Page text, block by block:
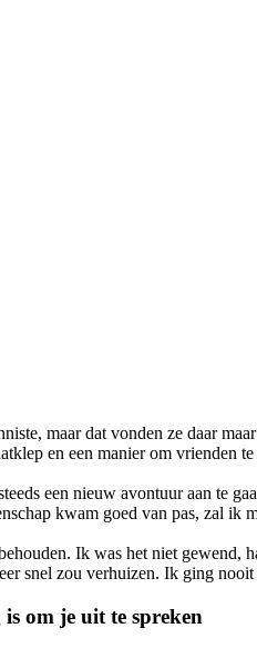
maar dat vonden ze daar
en een manier om vrienden te
een nieuw avontuur aan te
kwam goed van pas, zal ik
Ik was het niet
snel zou verhuizen. Ik ging nooit
om je uit te spreken